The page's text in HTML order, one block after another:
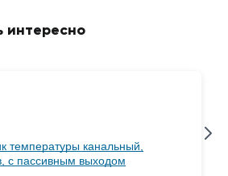
интересно
температуры канальный,
с пассивным выходом